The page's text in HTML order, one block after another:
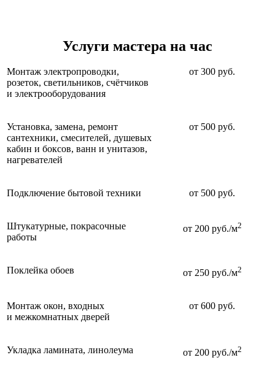
Услуги мастера на час
Монтаж электропроводки,
розеток, светильников, счётчиков
и электрооборудования
от 300 руб.
Установка, замена, ремонт
сантехники, смесителей, душевых
кабин и боксов, ванн и унитазов,
нагревателей
от 500 руб.
Подключение бытовой техники от 500 руб.
Штукатурные, покрасочные
работы
от 200 руб./м2
Поклейка обоев от 250 руб./м2
Монтаж окон, входных
и межкомнатных дверей
от 600 руб.
Укладка ламината, линолеума от 200 руб./м2